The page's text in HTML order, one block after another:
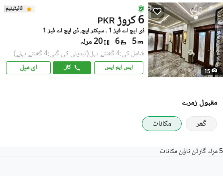
15
ٹائیٹینیم
PKR 6 کروڑ
ڈی ایچ اے فیز 1 ۔ سیکٹر ایچ, ڈی ایچ اے فیز 1
5
6 20 مرلہ
شامل کی:4 گھنٹے پہل (تبدیلی کی گئی:4 گھنٹے پہلے)
ایس ایم ایس کال ای میل
مقبول زمرے
گھر
مکانات
5 مرلہ گارڈن ٹاؤن مکانات